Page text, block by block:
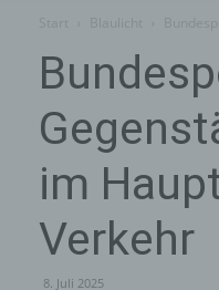
im
Verkehr
8. Juli 2025